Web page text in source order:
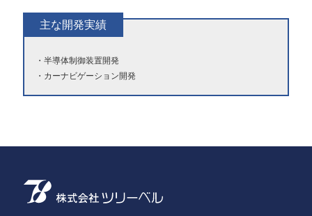
主な開発実績
半導体制御装置開発
カーナビゲーション開発